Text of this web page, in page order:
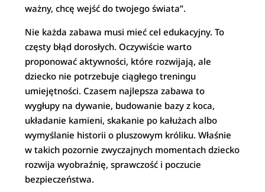
ważny, chcę wejść do twojego świata”.
Nie każda zabawa musi mieć cel edukacyjny. To
częsty błąd dorosłych. Oczywiście warto
proponować aktywności, które rozwijają, ale
dziecko nie potrzebuje ciągłego treningu
umiejętności. Czasem najlepsza zabawa to
wygłupy na dywanie, budowanie bazy z koca,
układanie kamieni, skakanie po kałużach albo
wymyślanie historii o pluszowym króliku. Właśnie
w takich pozornie zwyczajnych momentach dziecko
rozwija wyobraźnię, sprawczość i poczucie
bezpieczeństwa.